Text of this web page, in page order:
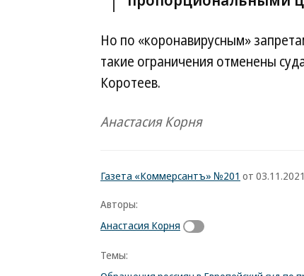
Но по «коронавирусным»
такие ограничения отменены
Коротеев.
Анастасия Корня
Газета «Коммерсантъ» №201 от
Авторы:
Анастасия Корня
Темы: